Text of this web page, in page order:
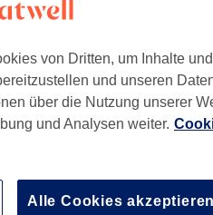
von Dritten, um Inhalte
und unseren
über die Nutzung unserer
und Analysen weiter.
Alle Cookies